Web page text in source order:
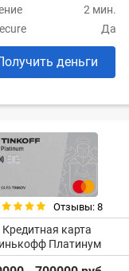
2 мин.
Да
деньги
Отзывы: 8
Кредитная карта
Платинум